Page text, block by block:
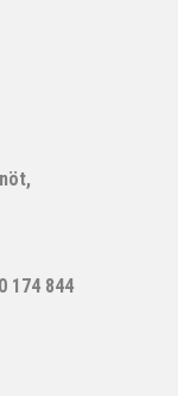
174 844